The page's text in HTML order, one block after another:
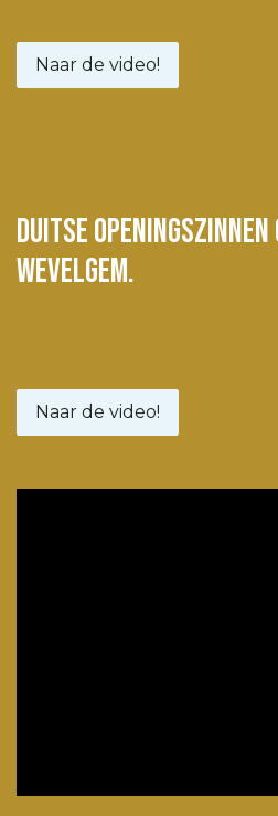
Naar de video!
Duitse
wevelgem.
Naar de video!